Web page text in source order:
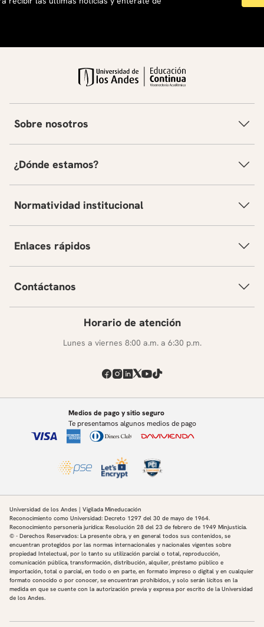
Sobre nosotros
¿Dónde estamos?
Normatividad institucional
Enlaces rápidos
Contáctanos
Horario de atención
Lunes a viernes 8:00 a.m. a 6:30 p.m.
Medios de pago y sitio seguro
Te presentamos algunos medios de pago
Universidad de los Andes | Vigilada Mineducación
Reconocimiento como Universidad: Decreto 1297 del 30 de mayo de 1964.
Reconocimiento personería jurídica: Resolución 28 del 23 de febrero de 1949 Minjusticia.
© - Derechos Reservados: La presente obra, y en general todos sus contenidos, se
encuentran protegidos por las normas internacionales y nacionales vigentes sobre
propiedad Intelectual, por lo tanto su utilización parcial o total, reproducción,
comunicación pública, transformación, distribución, alquiler, préstamo público e
importación, total o parcial, en todo o en parte, en formato impreso o digital y en cualquier
formato conocido o por conocer, se encuentran prohibidos, y solo serán lícitos en la
medida en que se cuente con la autorización previa y expresa por escrito de la Universidad
de los Andes.